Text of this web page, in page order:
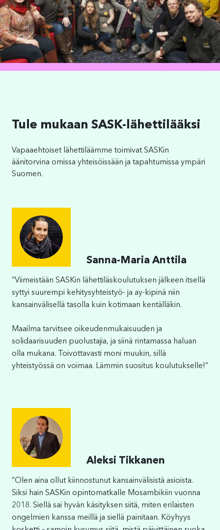
Tule mukaan SASK-lähettilääksi
Vapaaehtoiset lähettiläämme toimivat SASKin
äänitorvina omissa yhteisöissään ja tapahtumissa ympäri
Suomen.
Sanna-Maria Anttila
”Viimeistään SASKin lähettiläskoulutuksen jälkeen itsellä
syttyi suurempi kehitysyhteistyö- ja ay-kipinä niin
kansainvälisellä tasolla kuin kotimaan kentälläkin.
Maailma tarvitsee oikeudenmukaisuuden ja
solidaarisuuden puolustajia, ja siinä rintamassa haluan
olla mukana. Toivottavasti moni muukin, sillä
yhteistyössä on voimaa. Lämmin suositus koulutukselle!”
Aleksi Tikkanen
”Olen aina ollut kiinnostunut kansainvälisistä asioista.
Siksi hain SASKin opintomatkalle Mosambikiin vuonna
2018. Siellä sai hyvän käsityksen siitä, miten erilaisten
ongelmien kanssa meillä ja siellä painitaan. Köyhyys